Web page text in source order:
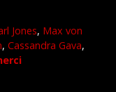
Jones, Max von
, Cassandra Gava,